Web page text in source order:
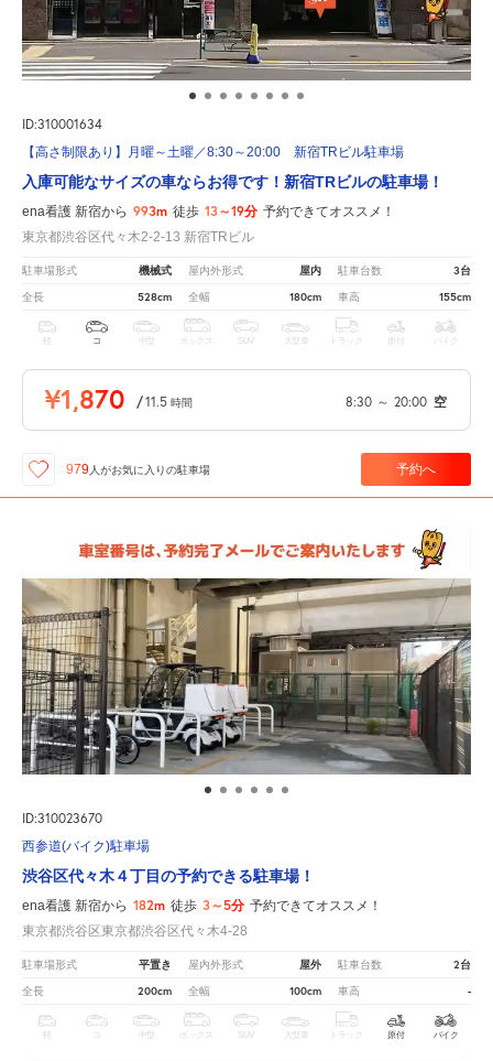
ID:310001634
【高さ制限あり】月曜～土曜／8:30～20:00 新宿TRビル駐車場
入庫可能なサイズの車ならお得です！新宿TRビルの駐車場！
ena看護 新宿から 993m 徒歩 13～19分 予約できてオススメ！
東京都渋谷区代々木2-2-13 新宿TRビル
駐車場形式 機械式 屋内外形式 屋内 駐車台数 3台
全長 528cm 全幅 180cm 車高 155cm
軽 コ 中型 ボックス SUV 大型車 トラック 原付 バイク
¥1,870 /11.5 時間 8:30 ～ 20:00 空
979 人がお気に入りの駐車場 予約へ
ID:310023670
西参道(バイク)駐車場
渋谷区代々木４丁目の予約できる駐車場！
ena看護 新宿から 182m 徒歩 3～5分 予約できてオススメ！
東京都渋谷区東京都渋谷区代々木4-28
駐車場形式 平置き 屋内外形式 屋外 駐車台数 2台
全長 200cm 全幅 100cm 車高 -
軽 中型 ボックス SUV 大型車 トラック 原付 バイク